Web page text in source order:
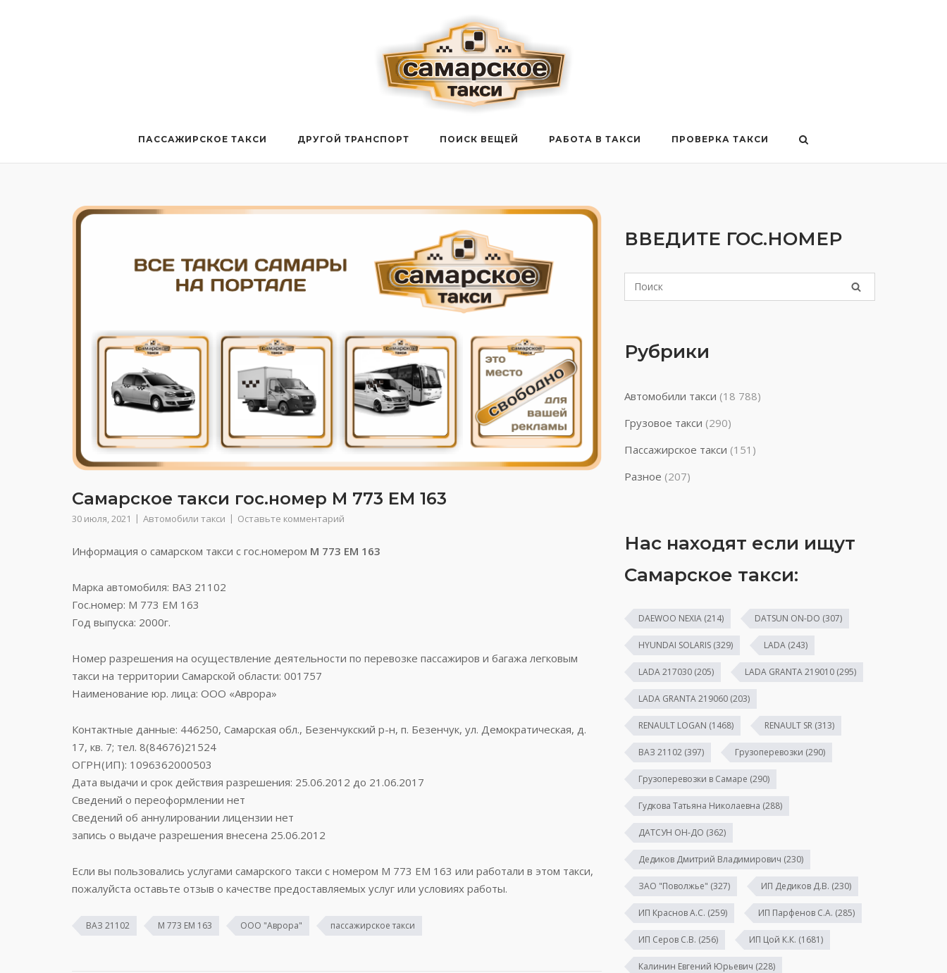
ПАССАЖИРСКОЕ ТАКСИ ДРУГОЙ ТРАНСПОРТ ПОИСК ВЕЩЕЙ РАБОТА В ТАКСИ ПРОВЕРКА ТАКСИ
Самарское такси гос.номер М 773 ЕМ 163
30 июля, 2021 Автомобили такси Оставьте комментарий
Информация о самарском такси с гос.номером М 773 ЕМ 163
Марка автомобиля: ВАЗ 21102
Гос.номер: М 773 ЕМ 163
Год выпуска: 2000г.
Номер разрешения на осуществление деятельности по перевозке пассажиров и багажа легковым
такси на территории Самарской области: 001757
Наименование юр. лица: ООО «Аврора»
Контактные данные: 446250, Самарская обл., Безенчукский р-н, п. Безенчук, ул. Демократическая, д.
17, кв. 7; тел. 8(84676)21524
ОГРН(ИП): 1096362000503
Дата выдачи и срок действия разрешения: 25.06.2012 до 21.06.2017
Сведений о переоформлении нет
Сведений об аннулировании лицензии нет
запись о выдаче разрешения внесена 25.06.2012
Если вы пользовались услугами самарского такси с номером М 773 ЕМ 163 или работали в этом такси,
пожалуйста оставьте отзыв о качестве предоставляемых услуг или условиях работы.
ВАЗ 21102 М 773 ЕМ 163 ООО "Аврора" пассажирское такси
ВВЕДИТЕ ГОС.НОМЕР
Рубрики
Автомобили такси (18 788)
Грузовое такси (290)
Пассажирское такси (151)
Разное (207)
Нас находят если ищут
Самарское такси:
DAEWOO NEXIA(214) DATSUN ON-DO (307)
HYUNDAI SOLARIS(329) LADA(243)
LADA 217030(205) LADA GRANTA 219010(295)
LADA GRANTA 219060(203)
RENAULT LOGAN (1468) RENAULT SR(313)
ВАЗ 21102(397) Грузоперевозки (290)
Грузоперевозки в Самаре (290)
Гудкова Татьяна Николаевна (288)
ДАТСУН ОН-ДО (362)
Дедиков Дмитрий Владимирович (230)
ЗАО "Поволжье" (327) ИП Дедиков Д.В. (230)
ИП Краснов А.С. (259) ИП Парфенов С.А. (285)
ИП Серов С.В. (256) ИП Цой К.К. (1681)
Калинин Евгений Юрьевич (228)